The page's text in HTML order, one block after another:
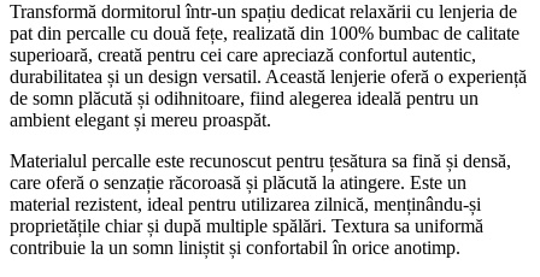
Transformă dormitorul într-un spațiu dedicat relaxării cu lenjeria de
pat din percalle cu două fețe, realizată din 100% bumbac de calitate
superioară, creată pentru cei care apreciază confortul autentic,
durabilitatea și un design versatil. Această lenjerie oferă o experiență
de somn plăcută și odihnitoare, fiind alegerea ideală pentru un
ambient elegant și mereu proaspăt.
Materialul percalle este recunoscut pentru țesătura sa fină și densă,
care oferă o senzație răcoroasă și plăcută la atingere. Este un
material rezistent, ideal pentru utilizarea zilnică, menținându-și
proprietățile chiar și după multiple spălări. Textura sa uniformă
contribuie la un somn liniștit și confortabil în orice anotimp.